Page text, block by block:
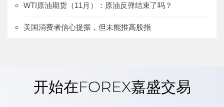
WTI原油期货（11月）：原油反弹结束了吗？
美国消费者信心提振，但未能推高股指
开始在FOREX嘉盛交易